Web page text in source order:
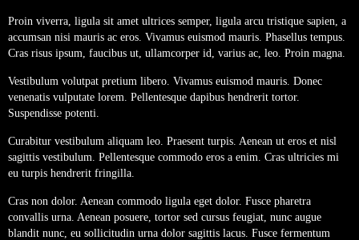
Proin viverra, ligula sit amet ultrices semper, ligula arcu tristique sapien, a
accumsan nisi mauris ac eros. Vivamus euismod mauris. Phasellus tempus.
Cras risus ipsum, faucibus ut, ullamcorper id, varius ac, leo. Proin magna.
Vestibulum volutpat pretium libero. Vivamus euismod mauris. Donec
venenatis vulputate lorem. Pellentesque dapibus hendrerit tortor.
Suspendisse potenti.
Curabitur vestibulum aliquam leo. Praesent turpis. Aenean ut eros et nisl
sagittis vestibulum. Pellentesque commodo eros a enim. Cras ultricies mi
eu turpis hendrerit fringilla.
Cras non dolor. Aenean commodo ligula eget dolor. Fusce pharetra
convallis urna. Aenean posuere, tortor sed cursus feugiat, nunc augue
blandit nunc, eu sollicitudin urna dolor sagittis lacus. Fusce fermentum